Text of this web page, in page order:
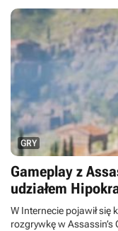
GRY
Gameplay z
udziałem
W Internecie pojawił
rozgrywkę w Assassin’s